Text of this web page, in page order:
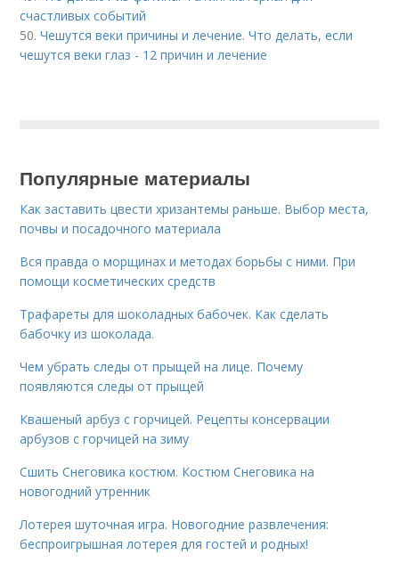
счастливых событий
50.Чешутся веки причины и лечение. Что делать, если
чешутся веки глаз - 12 причин и лечение
Популярные материалы
Как заставить цвести хризантемы раньше. Выбор места,
почвы и посадочного материала
Вся правда о морщинах и методах борьбы с ними. При
помощи косметических средств
Трафареты для шоколадных бабочек. Как сделать
бабочку из шоколада.
Чем убрать следы от прыщей на лице. Почему
появляются следы от прыщей
Квашеный арбуз с горчицей. Рецепты консервации
арбузов с горчицей на зиму
Сшить Снеговика костюм. Костюм Снеговика на
новогодний утренник
Лотерея шуточная игра. Новогодние развлечения:
беспроигрышная лотерея для гостей и родных!